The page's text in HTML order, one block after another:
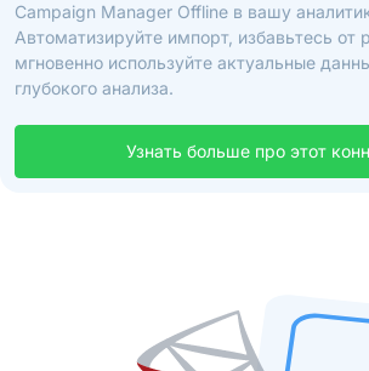
Campaign Manager Offline в вашу
Автоматизируйте импорт, избавьтесь от
мгновенно используйте актуальные
глубокого анализа.
Узнать больше про этот